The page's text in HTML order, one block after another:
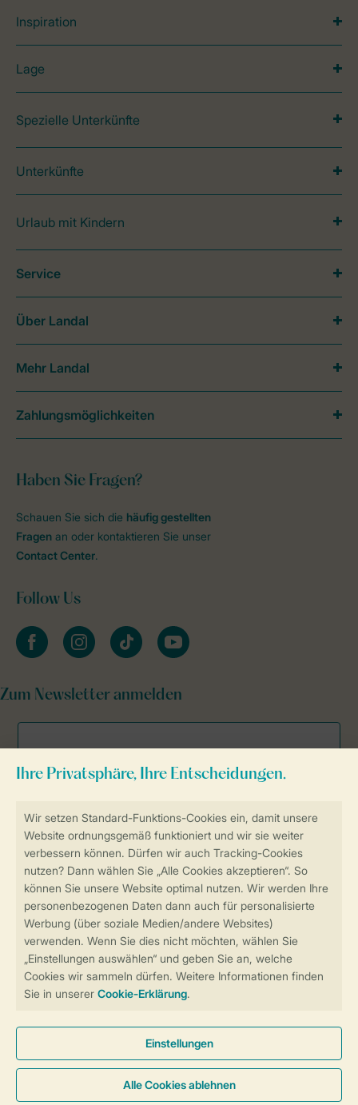
Sicherstellung Deiner Privatsphäre
Weitere Informationen und Einstellungen
Sicher und schnell zur Online-Buchung
Sichere Datenübertragung
Sicheres Bezahlen
Inspiration
Lage
Spezielle Unterkünfte
Unterkünfte
Urlaub mit Kindern
Haben Sie Fragen?
Schauen Sie sich die häufig gestellten
Fragen an oder kontaktieren Sie unser
Contact Center.
Follow Us
facebookinstagramtiktok youtube
Zum Newsletter anmelden
Service
Über Landal
Mehr Landal
Zahlungsmöglichkeiten
Allgemeine Bedingungen Impressum
Cookies und Banner
Barrierefreiheit